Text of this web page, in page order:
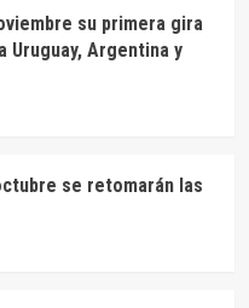
su primera gira
Uruguay, Argentina y
se retomarán las